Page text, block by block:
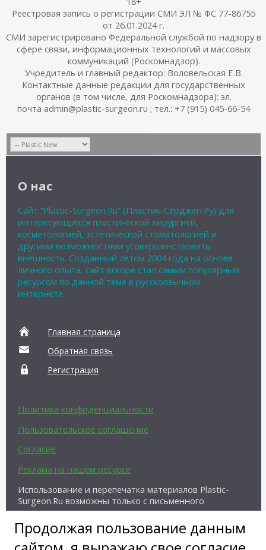
Продолжая пользование данным
Реестровая запись о регистрации СМИ ЭЛ № ФС 77-86755
от 26.01.2024 г.
СМИ зарегистрировано Федеральной службой по надзору в
сфере связи, информационных технологий и массовых
коммуникаций (Роскомнадзор).
Учредитель и главный редактор: Воловельская Е.В.
Контактные данные редакции для государственных
органов (в том числе, для Роскомнадзора): эл.
почта admin@plastic-surgeon.ru ; тел.: +7 (915) 045-66-54
О нас
Сайт “Plastic-Surgeon.Ru” (Пластик-Серджен.Ру) для
интересующихся пластической хирургией,
косметологией, эстетической стоматологией и
другими возможностями усовершенствовать
внешность. Созданный летом 2004 года на основе
личного опыта, сайт вскоре стал самым популярным
ресурсом по данной теме в русскоязычном
интернете.
Главная страница
Обратная связь
Регистрация
Политика конфиденциальности
Пользовательское соглашение
Согласие
Реклама на нашем ресурсе
Использование и перепечатка материалов Plastic-
Surgeon.Ru возможны только с письменного
разрешения администрации и при наличии
активной ссылки на источник.